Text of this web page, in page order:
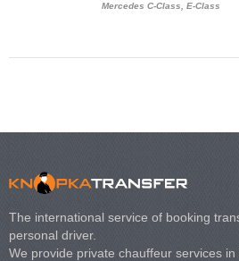
Mercedes C-Class, E-Class
The international service of booking
personal driver.
We provide private chauffeur services